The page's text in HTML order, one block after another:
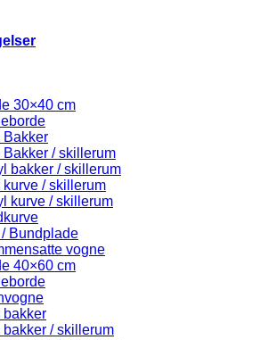
30×40 cm
Bakker
Bakker / skillerum
bakker / skillerum
kurve / skillerum
kurve / skillerum
/ Bundplade
vogne
40×60 cm
bakker
bakker / skillerum